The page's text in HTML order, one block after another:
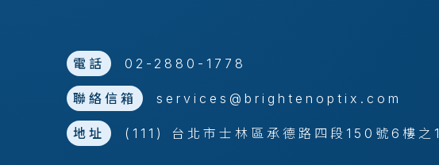
電話 02-2880-1778
聯絡信箱 services@brightenoptix.com
地址 (111) 台北市士林區承德路四段150號6樓之1